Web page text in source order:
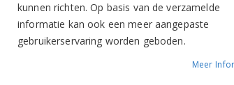
kunnen richten. Op basis van de verzamelde
informatie kan ook een meer aangepaste
gebruikerservaring worden geboden.
Meer